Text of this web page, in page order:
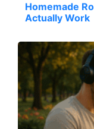
Homemade
Actually Work